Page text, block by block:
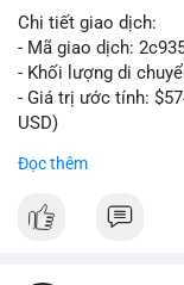
Chi tiết giao dịch:
- Mã giao dịch:
- Khối lượng di
- Giá trị ước tính:
USD)
triệu USD được di
Đọc thêm